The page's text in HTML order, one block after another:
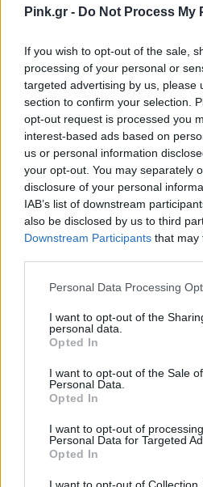
Pink.gr - Do Not Process My
If you wish to opt-out of the sale,
processing of your personal or
targeted advertising by us, please
section to confirm your selection.
opt-out request is processed you
interest-based ads based on
us or personal information
your opt-out. You may separately
disclosure of your personal
IAB’s list of downstream
also be disclosed by us to third
Downstream Participants that may
Personal Data Processing
I want to opt-out of the
personal data.
Opted In
I want to opt-out of the Sale
Personal Data.
Opted In
I want to opt-out of
Personal Data for Targeted
Opted In
Η ΔΙΑΔΡΟΜΉ ΠΟΥ
Η διαδρομή της Κατερίνας
δεν ήταν. Μετά τα
εργάστηκε συστηματικά,
εμφανίσεις δίπλα σε
ελληνικού τραγουδιού και
δημιουργήσει τη δική της
λαϊκή μουσική.
Τα τελευταία χρόνια η
εντυπωσιακή. Οι δίσκοι της
εμπορική επιτυχία, πολλά
viral στα social media
πλατφόρμες, ενώ οι